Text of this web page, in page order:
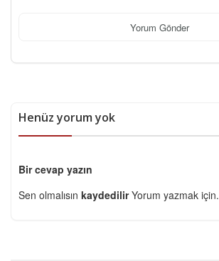
Yorum Gönder
Henüz yorum yok
Bir cevap yazın
Sen olmalısın kaydedilirYorum yazmak için.